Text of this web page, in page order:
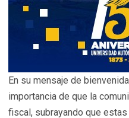
En su mensaje de
importancia de que la
fiscal, subrayando que